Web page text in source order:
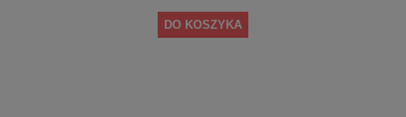
DO KOSZYKA